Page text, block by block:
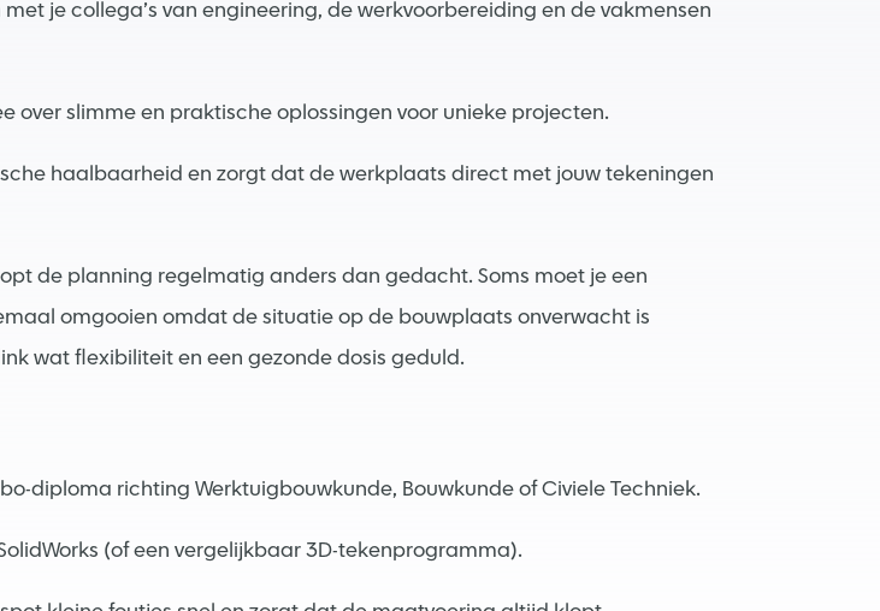
je collega’s van engineering, de werkvoorbereiding en de vakmensen
over slimme en praktische oplossingen voor unieke projecten.
haalbaarheid en zorgt dat de werkplaats direct met jouw tekeningen
de planning regelmatig anders dan gedacht. Soms moet je een
omgooien omdat de situatie op de bouwplaats onverwacht is
wat flexibiliteit en een gezonde dosis geduld.
diploma richting Werktuigbouwkunde, Bouwkunde of Civiele Techniek.
(of een vergelijkbaar 3D-tekenprogramma).